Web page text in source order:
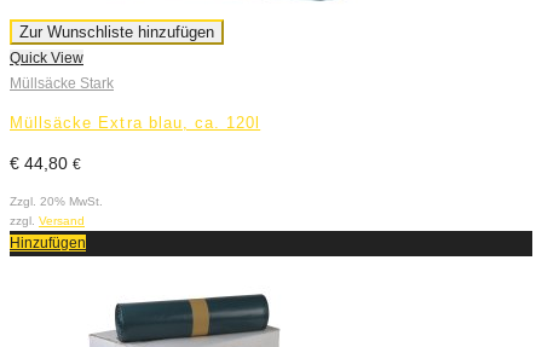
Zur Wunschliste hinzufügen
Quick View
Müllsäcke Stark
Müllsäcke Extra blau, ca. 120l
€ 44,80 €
Zzgl. 20% MwSt.
zzgl. Versand
Hinzufügen